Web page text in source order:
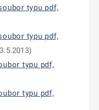
typu pdf,
typu pdf,
typu pdf,
typu pdf,